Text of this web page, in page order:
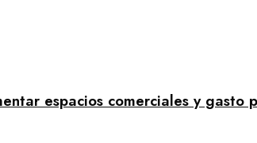
espacios comerciales y gasto